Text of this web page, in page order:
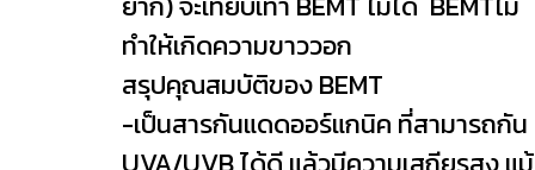
ทำให้เกิดความขาววอก
สรุปคุณสมบัติของ BEMT
-เป็นสารกันแดดออร์แกนิค ที่สามารถกัน